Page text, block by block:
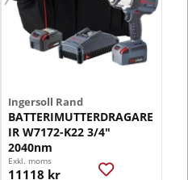
Ingersoll Rand
BATTERIMUTTERDRAGARE
IR W7172-K22 3/4"
2040nm
Exkl. moms
11118 kr